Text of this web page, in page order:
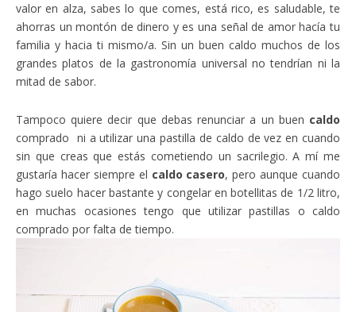
valor en alza, sabes lo que comes, está rico, es saludable, te
ahorras un montón de dinero y es una señal de amor hacía tu
familia y hacia ti mismo/a. Sin un buen caldo muchos de los
grandes platos de la gastronomía universal no tendrían ni la
mitad de sabor.
Tampoco quiere decir que debas renunciar a un buen caldo
comprado ni a utilizar una pastilla de caldo de vez en cuando
sin que creas que estás cometiendo un sacrilegio. A mí me
gustaría hacer siempre el caldo casero, pero aunque cuando
hago suelo hacer bastante y congelar en botellitas de 1/2 litro,
en muchas ocasiones tengo que utilizar pastillas o caldo
comprado por falta de tiempo.